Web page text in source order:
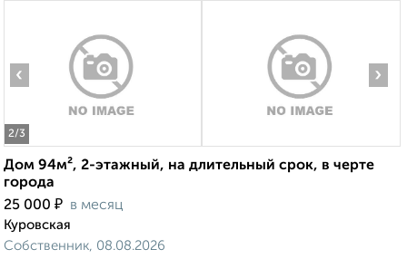
2/3
‹ ›
Дом 94м², 2-этажный, на длительный срок, в черте
города
25 000 ₽ в месяц
Куровская
Собственник, 08.08.2026